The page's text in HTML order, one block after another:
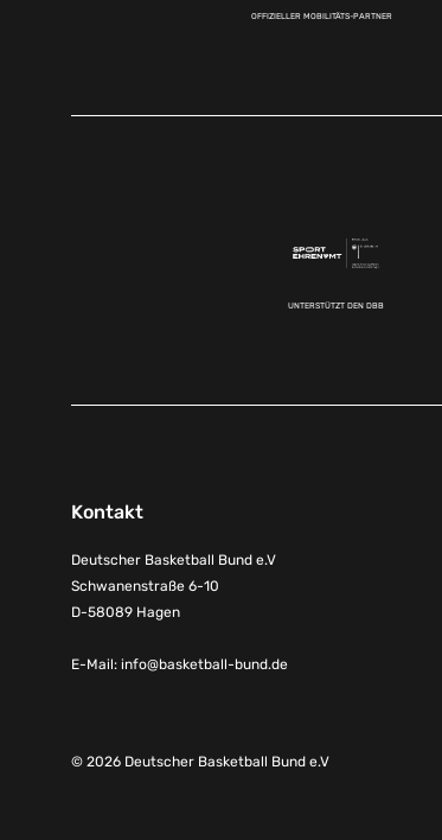
OFFIZIELLER MOBILITÄTS-PARTNER
UNTERSTÜTZT DEN DBB
Kontakt
Deutscher Basketball Bund e.V
Schwanenstraße 6-10
D-58089 Hagen
E-Mail: info@basketball-bund.de
© 2026 Deutscher Basketball Bund e.V